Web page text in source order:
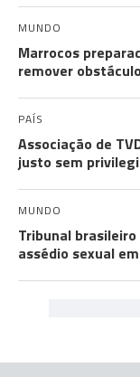
MUNDO
Marrocos
remover
PAÍS
Associação de
justo sem
MUNDO
Tribunal
assédio sexual